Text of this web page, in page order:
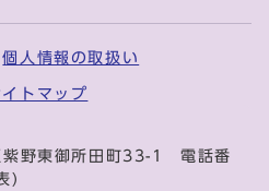
個人情報の取扱い
イトマップ
野東御所田町33-1 電話番
)